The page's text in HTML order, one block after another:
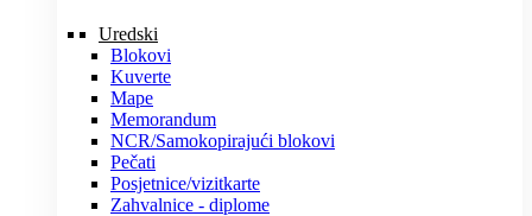
Uredski
Blokovi
Kuverte
Mape
Memorandum
NCR/Samokopirajući blokovi
Pečati
Posjetnice/vizitkarte
Zahvalnice - diplome